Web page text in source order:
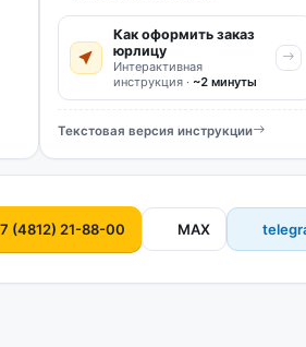
Как оформить заказ
юрлицу
Интерактивная
инструкция · ~2 минуты
Текстовая версия инструкции
(4812) 21-88-00 MAX